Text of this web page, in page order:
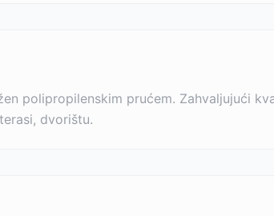
polipropilenskim prućem. Zahvaljujući
dvorištu.